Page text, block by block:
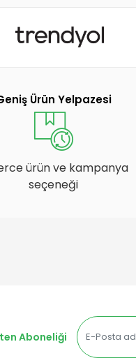
Ürün Yelpazesi
ürün ve kampanya
seçeneği
Aboneliği